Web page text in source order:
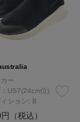
ー
US7(24cm位)
ィション: B
（税込）